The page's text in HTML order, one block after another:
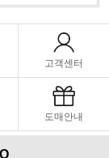
고객센터
도매안내